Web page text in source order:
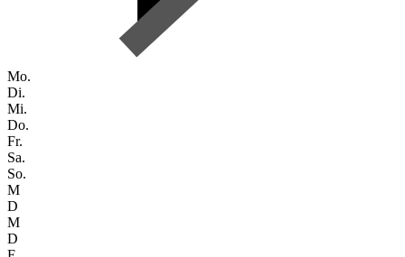
Mo.
Di.
Mi.
Do.
Fr.
Sa.
So.
M
D
M
D